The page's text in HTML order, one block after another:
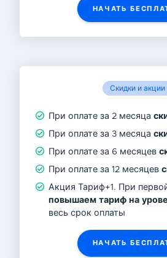
НАЧАТЬ
Скидки и акции
При оплате за 2 месяца
При оплате за 3 месяца
При оплате за 6 месяцев
При оплате за 12 месяцев
Акция Тариф+1. При
повышаем тариф на
весь срок оплаты
НАЧАТЬ